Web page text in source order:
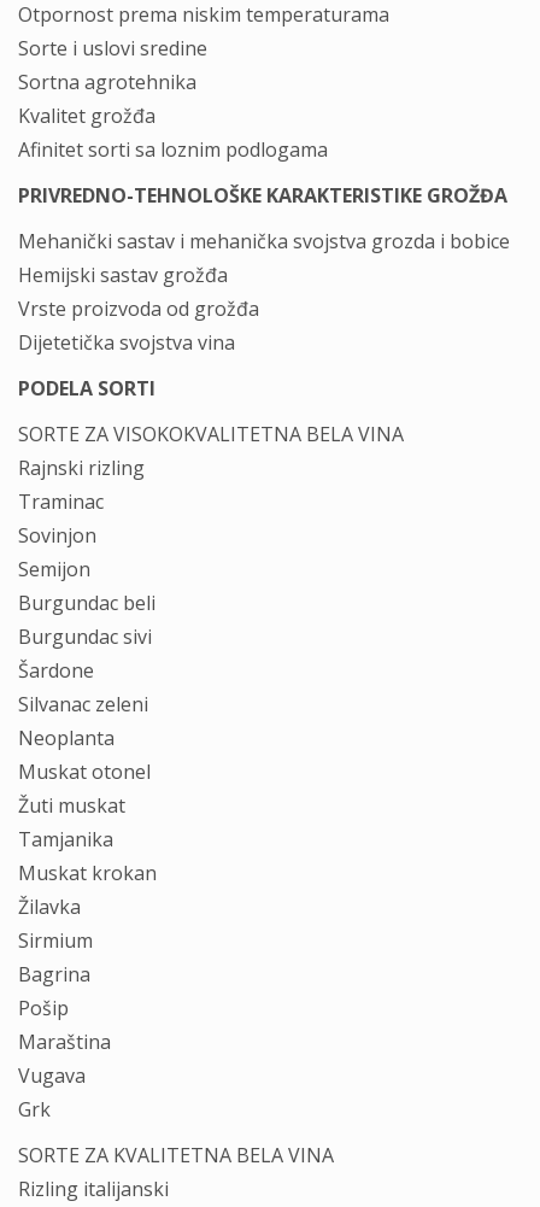
Otpornost prema niskim temperaturama
Sorte i uslovi sredine
Sortna agrotehnika
Kvalitet grožđa
Afinitet sorti sa loznim podlogama
PRIVREDNO-TEHNOLOŠKE KARAKTERISTIKE GROŽĐA
Mehanički sastav i mehanička svojstva grozda i bobice
Hemijski sastav grožđa
Vrste proizvoda od grožđa
Dijetetička svojstva vina
PODELA SORTI
SORTE ZA VISOKOKVALITETNA BELA VINA
Rajnski rizling
Traminac
Sovinjon
Semijon
Burgundac beli
Burgundac sivi
Šardone
Silvanac zeleni
Neoplanta
Muskat otonel
Žuti muskat
Tamjanika
Muskat krokan
Žilavka
Sirmium
Bagrina
Pošip
Maraština
Vugava
Grk
SORTE ZA KVALITETNA BELA VINA
Rizling italijanski